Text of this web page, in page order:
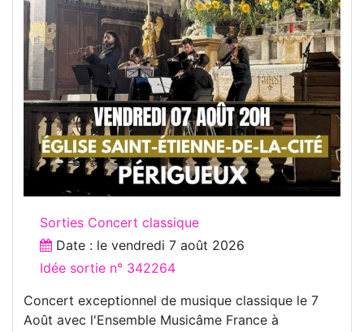
Sorties Concert classique
Date : le vendredi 7 août 2026
Idée sortie n° 342264
Concert exceptionnel de musique classique le 7
Août avec l'Ensemble Musicâme France à